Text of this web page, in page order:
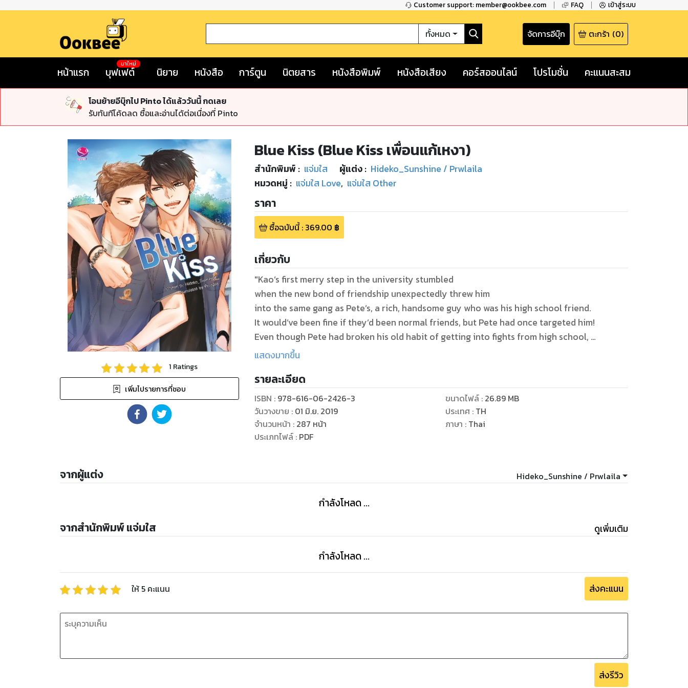
Customer support: member@ookbee.com FAQ เข้าสู่ระบบ
ทั้งหมด จัดการอีบุ๊ก ตะกร้า (0)
หน้าแรก บุฟเฟต์
มาใหม่
นิยาย หนังสือ การ์ตูน นิตยสาร หนังสือพิมพ์ หนังสือเสียง คอร์สออนไลน์ โปรโมชั่น คะแนนสะสม
โอนย้ายอีบุ๊กไป Pinto ได้แล้ววันนี้ กดเลย
รับทันทีโค้ดลด ซื้อและอ่านได้ต่อเนื่องที่ Pinto
1 Ratings
เพิ่มไปรายการที่ชอบ
Blue Kiss (Blue Kiss เพื่อนแก้เหงา)
สำนักพิมพ์ : แจ่มใส ผู้แต่ง : Hideko_Sunshine / Prwlaila
หมวดหมู่ : แจ่มใส Love, แจ่มใส Other
ราคา
ซื้อฉบับนี้: 369.00 ฿
เกี่ยวกับ
"Kao’s first merry step in the university stumbled
when the new bond of friendship unexpectedly threw him
into the same gang as Pete’s, a rich, handsome guy who was his high school friend.
It would’ve been fine if they’d been normal friends, but Pete had once targeted him!
Even though Pete had broken his old habit of getting into fights from high school,
their resentment towards each other never changed.
by pairing them up for a school assignment.
Until, one day, the walls between them had broken down.
And Pete and Kao found that they got along better than they’d expected.
But their newfound relationship was threatened to be ruined
What should a best friend (who wanted to be more than just a friend)
like Kao do in this situation?
แสดงมากขึ้น
รายละเอียด
ISBN : 978-616-06-2426-3
วันวางขาย : 01 มิ.ย. 2019
จำนวนหน้า : 287 หน้า
ประเภทไฟล์: PDF
ขนาดไฟล์: 26.89 MB
ประเทศ : TH
ภาษา : Thai
จากผู้แต่ง Hideko_Sunshine / Prwlaila
กำลังโหลด ...
จากสำนักพิมพ์ แจ่มใส ดูเพิ่มเติม
กำลังโหลด ...
ให้ 5 คะแนน ส่งคะแนน
ส่งรีวิว